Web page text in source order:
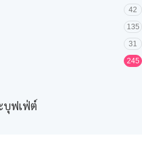
42
135
31
245
บุฟเฟ่ต์